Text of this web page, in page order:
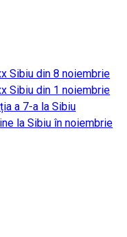
Sibiu din 8 noiembrie
Sibiu din 1 noiembrie
a 7-a la Sibiu
la Sibiu în noiembrie